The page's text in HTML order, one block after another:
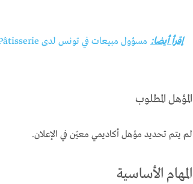
إقرأ أيضا: مسؤول مبيعات في تونس لدى Le Gourmet Pâtisserie
المؤهل المطلوب
لم يتم تحديد مؤهل أكاديمي معيّن في الإعلان.
المهام الأساسية